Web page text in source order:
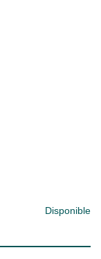
Disponible